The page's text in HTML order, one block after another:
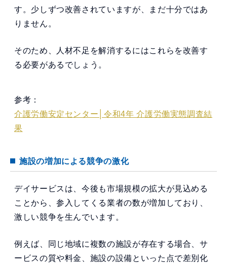
す。少しずつ改善されていますが、まだ十分ではあ
りません。
そのため、人材不足を解消するにはこれらを改善す
る必要があるでしょう。
参考：
介護労働安定センター│令和4年 介護労働実態調査結
果
施設の増加による競争の激化
デイサービスは、今後も市場規模の拡大が見込める
ことから、参入してくる業者の数が増加しており、
激しい競争を生んでいます。
例えば、同じ地域に複数の施設が存在する場合、サ
ービスの質や料金、施設の設備といった点で差別化